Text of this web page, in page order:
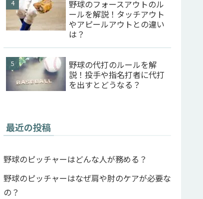
野球のフォースアウトのル
ールを解説！タッチアウト
やアピールアウトとの違い
は？
野球の代打のルールを解
説！投手や指名打者に代打
を出すとどうなる？
最近の投稿
野球のピッチャーはどんな人が務める？
野球のピッチャーはなぜ肩や肘のケアが必要な
の？